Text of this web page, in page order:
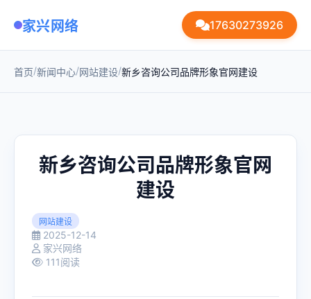
家兴网络 17630273926
首页/新闻中心/网站建设/新乡咨询公司品牌形象官网建设
新乡咨询公司品牌形象官网
建设
网站建设
2025-12-14
家兴网络
111阅读